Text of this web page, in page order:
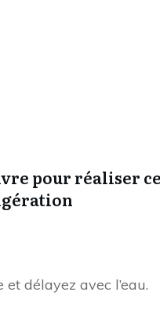
pour réaliser
délayez avec l’eau.